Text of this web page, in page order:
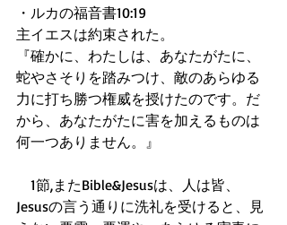
・ルカの福音書10:19
主イエスは約束された。
『確かに、わたしは、あなたがたに、
蛇やさそりを踏みつけ、敵のあらゆる
力に打ち勝つ権威を授けたのです。だ
から、あなたがたに害を加えるものは
何一つありません。』
1節,またBible&Jesusは、人は皆、
Jesusの言う通りに洗礼を受けると、見